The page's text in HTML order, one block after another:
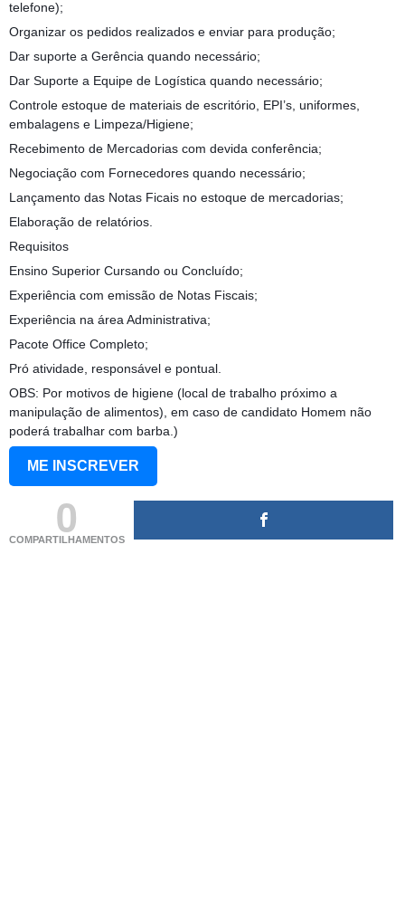
telefone);
Organizar os pedidos realizados e enviar para produção;
Dar suporte a Gerência quando necessário;
Dar Suporte a Equipe de Logística quando necessário;
Controle estoque de materiais de escritório, EPI’s, uniformes,
embalagens e Limpeza/Higiene;
Recebimento de Mercadorias com devida conferência;
Negociação com Fornecedores quando necessário;
Lançamento das Notas Ficais no estoque de mercadorias;
Elaboração de relatórios.
Requisitos
Ensino Superior Cursando ou Concluído;
Experiência com emissão de Notas Fiscais;
Experiência na área Administrativa;
Pacote Office Completo;
Pró atividade, responsável e pontual.
OBS: Por motivos de higiene (local de trabalho próximo a
manipulação de alimentos), em caso de candidato Homem não
poderá trabalhar com barba.)
ME INSCREVER
0
COMPARTILHAMENTOS